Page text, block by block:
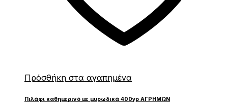
Πρόσθήκη στα αγαπημένα
Πιλάφι καθημερινό με μυρωδικά 400γρ ΑΓΡΗΜΩΝ